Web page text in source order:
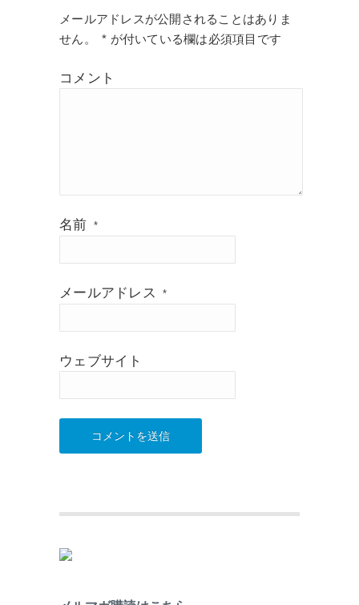
メールアドレスが公開されることはありま
せん。
* が付いている欄は必須項目です
コメント
名前 *
メールアドレス *
ウェブサイト